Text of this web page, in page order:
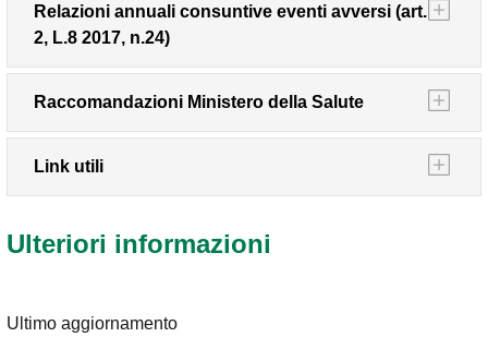
Relazioni annuali consuntive eventi avversi (art.
2, L.8 2017, n.24)
Raccomandazioni Ministero della Salute
Link utili
Ulteriori informazioni
Ultimo aggiornamento